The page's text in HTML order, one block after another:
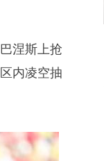
涅斯上抢
内凌空抽